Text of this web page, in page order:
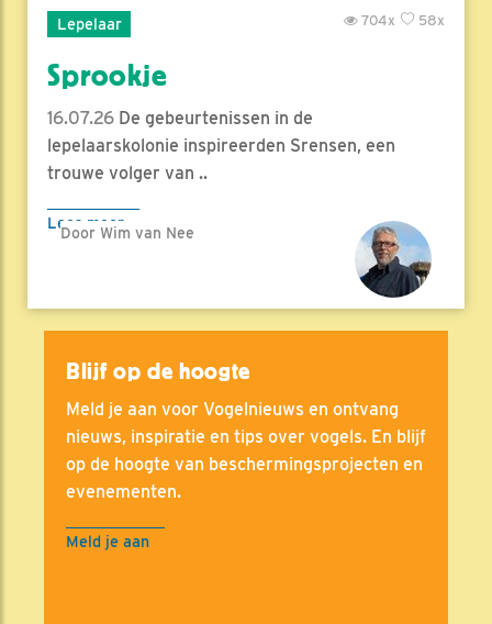
Lepelaar 58x
704x
Sprookje
16.07.26 De gebeurtenissen in de
lepelaarskolonie inspireerden Srensen, een
trouwe volger van ..
Lees meer
Door Wim van Nee
Blijf op de hoogte
Meld je aan voor Vogelnieuws en ontvang
nieuws, inspiratie en tips over vogels. En blijf
op de hoogte van beschermingsprojecten en
evenementen.
Meld je aan